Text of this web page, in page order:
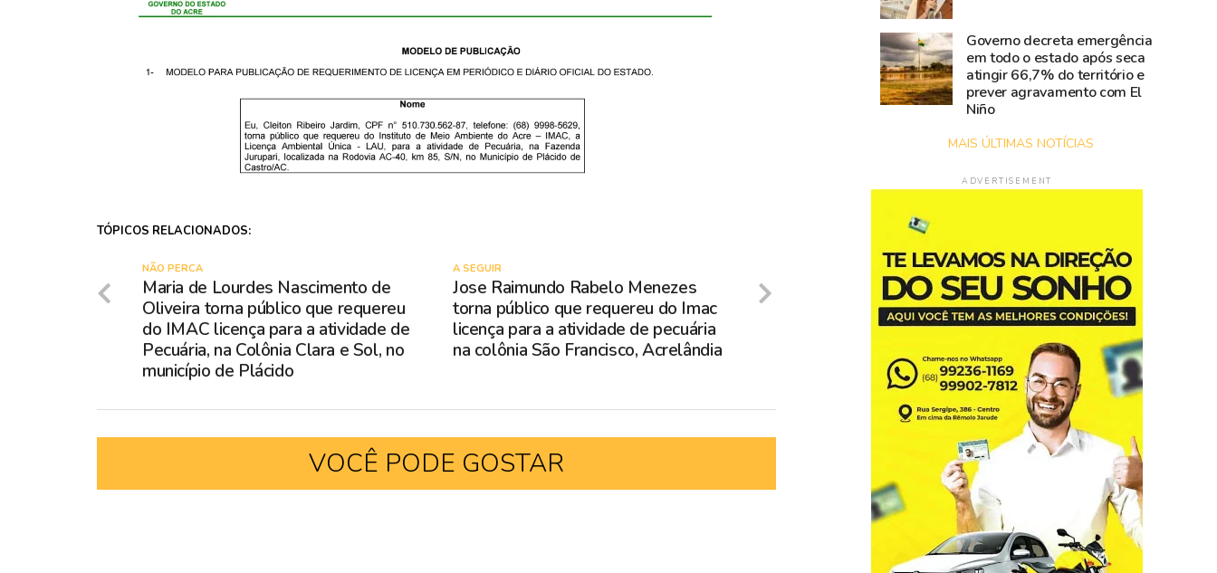
TÓPICOS RELACIONADOS:
A SEGUIR
Jose Raimundo Rabelo Menezes
torna público que requereu do Imac
licença para a atividade de pecuária
na colônia São Francisco, Acrelândia
NÃO PERCA
Maria de Lourdes Nascimento de
Oliveira torna público que requereu
do IMAC licença para a atividade de
Pecuária, na Colônia Clara e Sol, no
município de Plácido
VOCÊ PODE GOSTAR
Governo decreta emergência
em todo o estado após seca
atingir 66,7% do território e
prever agravamento com El
Niño
MAIS ÚLTIMAS NOTÍCIAS
ADVERTISEMENT